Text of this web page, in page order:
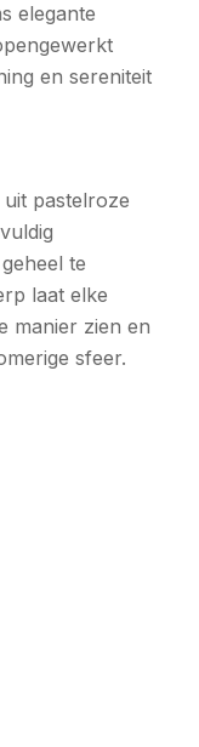
elegante
en sereniteit
pastelroze
te
laat elke
manier zien en
sfeer.